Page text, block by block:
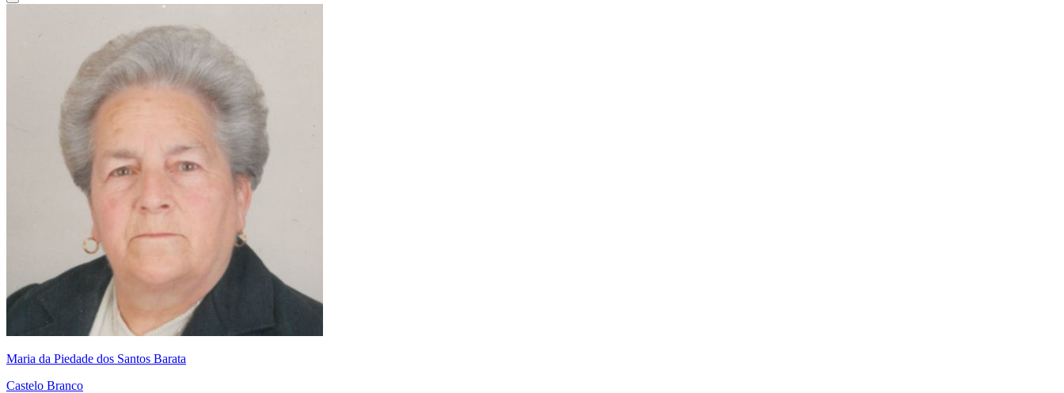
Maria da Piedade dos Santos Barata
Castelo Branco